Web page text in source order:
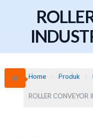
Home Produk
ROLLER CONVEYOR